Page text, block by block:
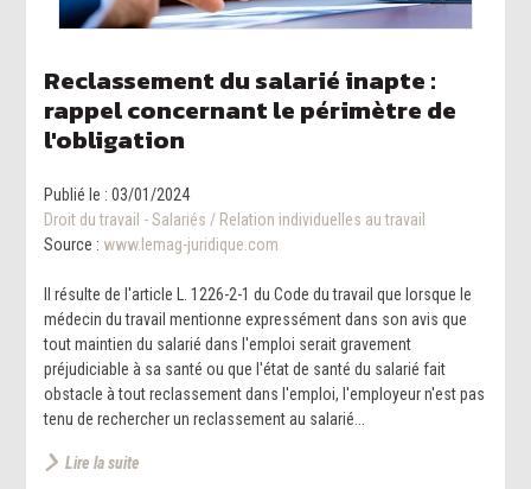
Reclassement du salarié inapte :
rappel concernant le périmètre de
l'obligation
Publié le :03/01/2024
Droit du travail - Salariés / Relation individuelles au travail
Source : www.lemag-juridique.com
Il résulte de l'article L. 1226-2-1 du Code du travail que lorsque le
médecin du travail mentionne expressément dans son avis que
tout maintien du salarié dans l'emploi serait gravement
préjudiciable à sa santé ou que l'état de santé du salarié fait
obstacle à tout reclassement dans l'emploi, l'employeur n'est pas
tenu de rechercher un reclassement au salarié...
Lire la suite